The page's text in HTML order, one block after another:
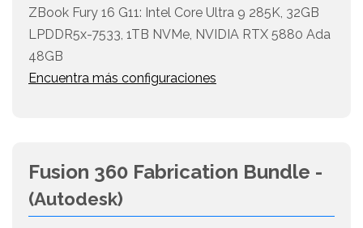
ZBook Fury 16 G11: Intel Core Ultra 9 285K, 32GB
LPDDR5x-7533, 1TB NVMe, NVIDIA RTX 5880 Ada
48GB
Encuentra más configuraciones
Fusion 360 Fabrication Bundle -
(Autodesk)